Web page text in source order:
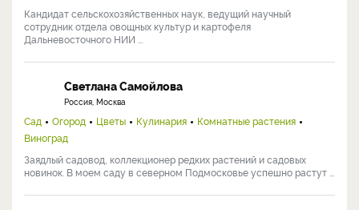
Кандидат сельскохозяйственных наук, ведущий научный
сотрудник отдела овощных культур и картофеля
Дальневосточного НИИ ...
Светлана Самойлова
Россия, Москва
Сад Огород Цветы Кулинария
Комнатные растения
Виноград
Заядлый садовод, коллекционер редких растений и садовых
новинок. В моем саду в северном Подмосковье успешно растут ...